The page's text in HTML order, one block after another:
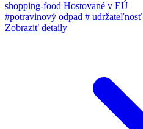
shopping-food Hostované v EÚ
#potravinový odpad # udržateľnosť
Zobraziť detaily